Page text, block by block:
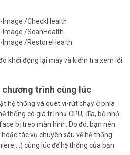
Image /CheckHealth
Image /ScanHealth
Image /RestoreHealth
khởi động lại máy và kiểm tra xem lỗi
chương trình cùng lúc
hệ thống và quét vi-rút chạy ở phía
thống có giá trị như CPU, đĩa, bộ nhớ
bị treo màn hình. Do đó, bạn nên
tác vụ chuyên sâu về hệ thống
cùng lúc để hệ thống của bạn